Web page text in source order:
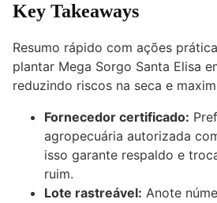
Key Takeaways
Resumo rápido com ações
plantar Mega Sorgo Santa Elisa
reduzindo riscos na seca e
Fornecedor certificado:
agropecuária autorizada
isso garante respaldo e
ruim.
Lote rastreável: Anote